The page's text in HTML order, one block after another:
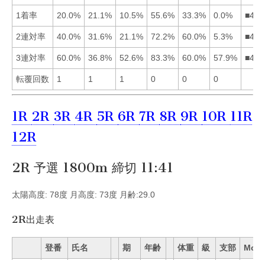
1着率 20.0% 21.1% 10.5% 55.6% 33.3% 0.0%
2連対率 40.0% 31.6% 21.1% 72.2% 60.0% 5.3%
3連対率 60.0% 36.8% 52.6% 83.3% 60.0% 57.9%
転覆回数 1 1 1 0 0 0
1R 2R 3R 4R 5R 6R 7R 8R 9R 10R 11R
12R
2R 予選 1800m 締切 11:41
太陽高度: 78度 月高度: 73度 月齢:29.0
2R出走表
登番 氏名 期 年齢 体重 級 支部 Mo